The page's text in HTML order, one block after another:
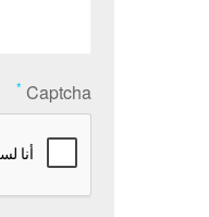
Captcha
*